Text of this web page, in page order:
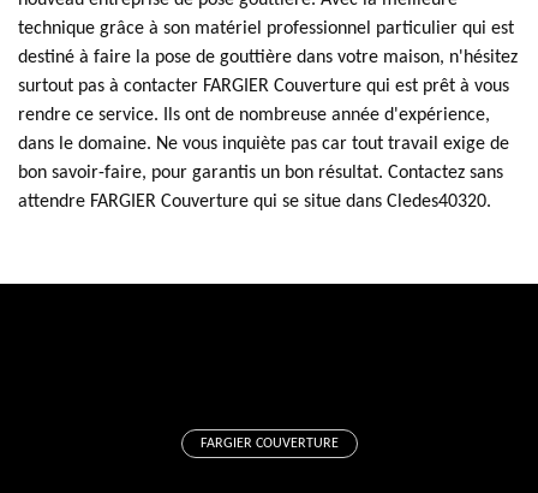
technique grâce à son matériel professionnel particulier qui est
destiné à faire la pose de gouttière dans votre maison, n'hésitez
surtout pas à contacter FARGIER Couverture qui est prêt à vous
rendre ce service. Ils ont de nombreuse année d'expérience,
dans le domaine. Ne vous inquiète pas car tout travail exige de
bon savoir-faire, pour garantis un bon résultat. Contactez sans
attendre FARGIER Couverture qui se situe dans Cledes40320.
FARGIER COUVERTURE